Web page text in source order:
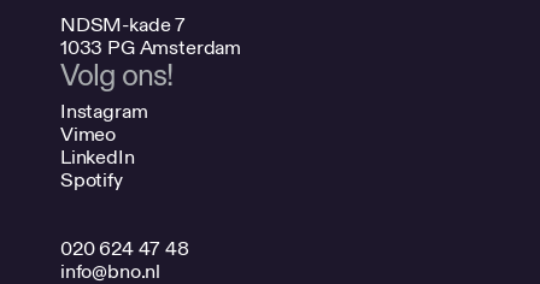
NDSM-kade 7
1033 PG Amsterdam
Volg ons!
Instagram
Vimeo
LinkedIn
Spotify
020 624 47 48
info@bno.nl